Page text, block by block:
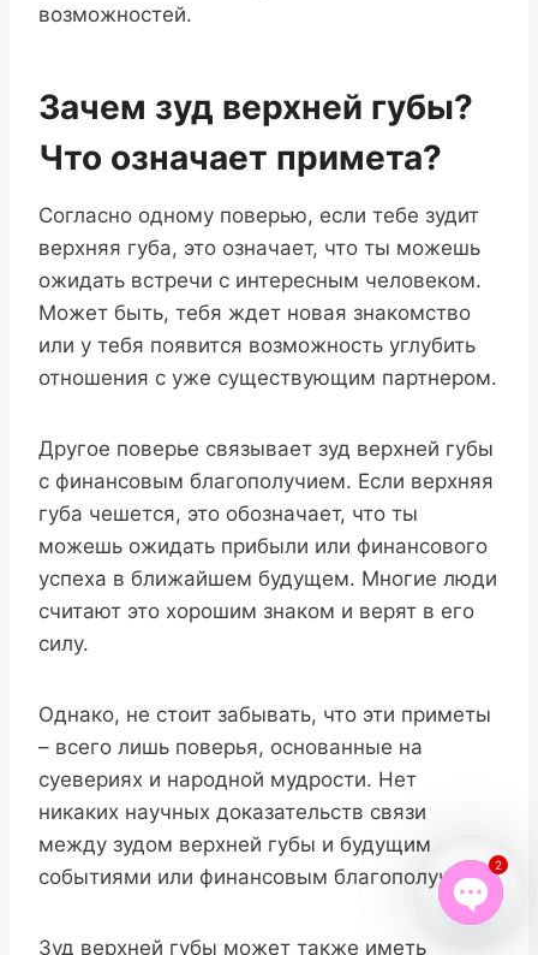
возможностей.
Зачем зуд верхней губы?
Что означает примета?
Согласно одному поверью, если тебе зудит
верхняя губа, это означает, что ты можешь
ожидать встречи с интересным человеком.
Может быть, тебя ждет новая знакомство
или у тебя появится возможность углубить
отношения с уже существующим партнером.
Другое поверье связывает зуд верхней губы
с финансовым благополучием. Если верхняя
губа чешется, это обозначает, что ты
можешь ожидать прибыли или финансового
успеха в ближайшем будущем. Многие люди
считают это хорошим знаком и верят в его
силу.
Однако, не стоит забывать, что эти приметы
– всего лишь поверья, основанные на
суевериях и народной мудрости. Нет
никаких научных доказательств связи
между зудом верхней губы и будущим
событиями или финансовым благополучием.
Зуд верхней губы может также иметь
2